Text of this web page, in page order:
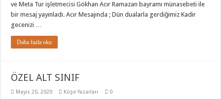
ve Meta Tur işletmecisi Gökhan Acır Ramazan bayramı münasebeti ile
bir mesaj yayınladı. Acır Mesajında ; Dün dualarla gerdiğimiz Kadir
gecenizi …
Daha fazla oku
ÖZEL ALT SINIF
Mayıs 20, 2020 Köşe Yazarları 0